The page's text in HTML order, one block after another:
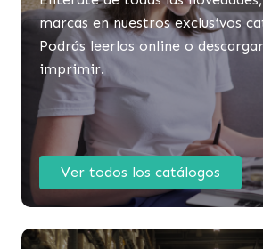
Enterate de todas las
marcas en nuestros exclusivos
Podrás leerlos online o
imprimir.
Ver todos los catálogos